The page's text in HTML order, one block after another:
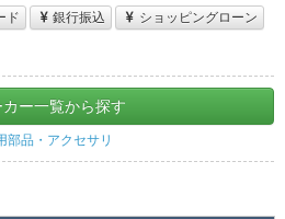
ド 銀行振込
ショッピングローン
カー一覧から探す
部品・アクセサリ